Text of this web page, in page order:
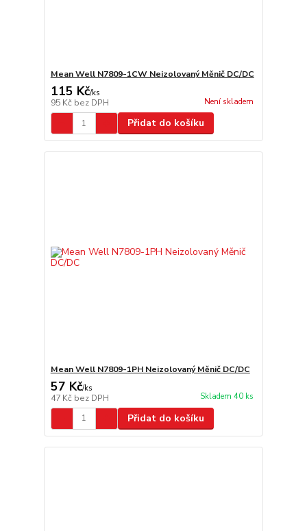
Mean Well N7809-1CW Neizolovaný Měnič DC/DC
115 Kč/ks
95 Kč bez DPH Není skladem
Přidat do košíku
Mean Well N7809-1PH Neizolovaný Měnič DC/DC
57 Kč/ks
47 Kč bez DPH Skladem 40 ks
Přidat do košíku